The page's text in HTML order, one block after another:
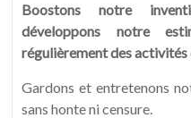
Boostons notre
développons notre
régulièrement des
Gardons et entretenons
sans honte ni censure.